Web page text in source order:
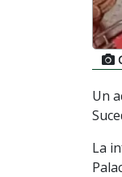
Un
La